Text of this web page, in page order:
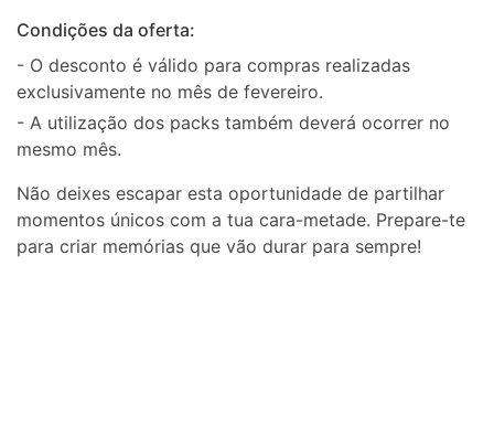
Condições da oferta:
- O desconto é válido para compras realizadas
exclusivamente no mês de fevereiro.
- A utilização dos packs também deverá ocorrer no
mesmo mês.
Não deixes escapar esta oportunidade de partilhar
momentos únicos com a tua cara-metade. Prepare-te
para criar memórias que vão durar para sempre!